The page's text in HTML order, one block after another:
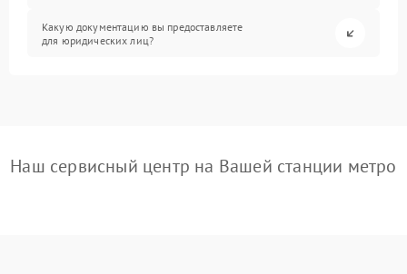
Какую документацию вы предоставляете
для юридических лиц?
Наш сервисный центр на Вашей станции метро